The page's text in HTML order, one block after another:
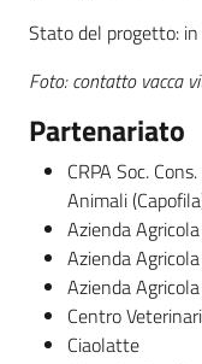
Stato del progetto: in
Foto: contatto vacca
Partenariato
CRPA Soc.
Animali
Azienda
Azienda
Azienda
Centro
Ciaolatte